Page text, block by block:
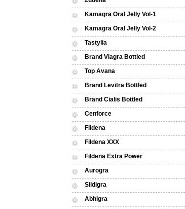
Kamagra Oral Jelly Vol-1
Kamagra Oral Jelly Vol-2
Tastylia
Brand Viagra Bottled
Top Avana
Brand Levitra Bottled
Brand Cialis Bottled
Cenforce
Fildena
Fildena XXX
Fildena Extra Power
Aurogra
Sildigra
Abhigra